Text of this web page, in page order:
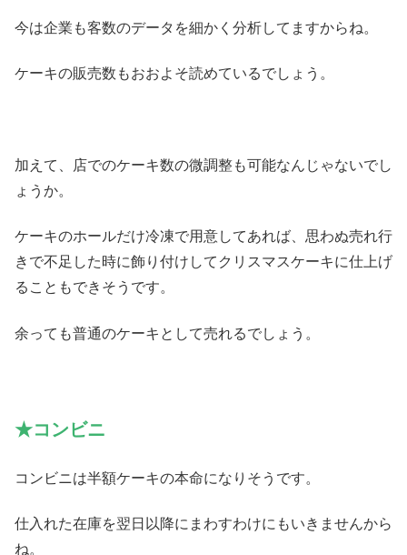
今は企業も客数のデータを細かく分析してますからね。
ケーキの販売数もおおよそ読めているでしょう。
加えて、店でのケーキ数の微調整も可能なんじゃないでし
ょうか。
ケーキのホールだけ冷凍で用意してあれば、思わぬ売れ行
きで不足した時に飾り付けしてクリスマスケーキに仕上げ
ることもできそうです。
余っても普通のケーキとして売れるでしょう。
★コンビニ
コンビニは半額ケーキの本命になりそうです。
仕入れた在庫を翌日以降にまわすわけにもいきませんから
ね。